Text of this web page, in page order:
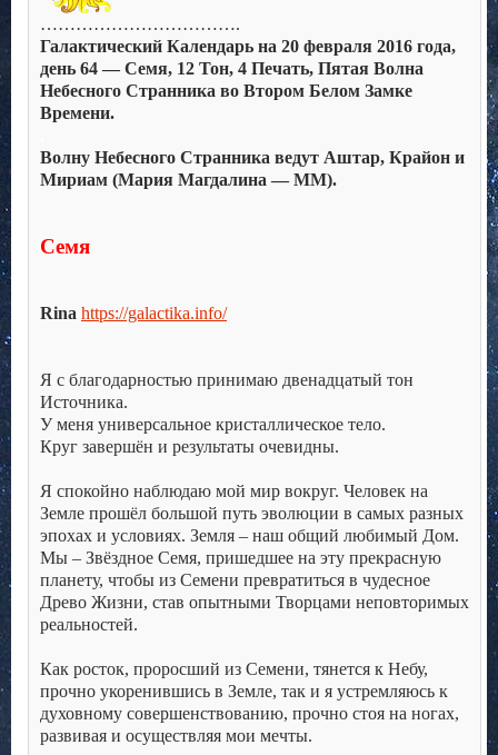
…………………………….
Галактический Календарь на 20 февраля 2016 года,
день 64 — Семя, 12 Тон, 4 Печать, Пятая Волна
Небесного Странника во Втором Белом Замке
Времени.
Волну Небесного Странника ведут Аштар, Крайон и
Мириам (Мария Магдалина — ММ).
Семя
Rina https://galactika.info/
Я с благодарностью принимаю двенадцатый тон
Источника.
У меня универсальное кристаллическое тело.
Круг завершён и результаты очевидны.
Я спокойно наблюдаю мой мир вокруг. Человек на
Земле прошёл большой путь эволюции в самых разных
эпохах и условиях. Земля – наш общий любимый Дом.
Мы – Звёздное Семя, пришедшее на эту прекрасную
планету, чтобы из Семени превратиться в чудесное
Древо Жизни, став опытными Творцами неповторимых
реальностей.
Как росток, проросший из Семени, тянется к Небу,
прочно укоренившись в Земле, так и я устремляюсь к
духовному совершенствованию, прочно стоя на ногах,
развивая и осуществляя мои мечты.